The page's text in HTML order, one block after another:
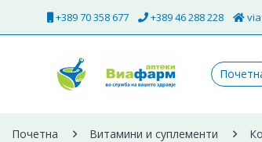
+389 70 358 677 +389 46 288 228
Почетна Витамини и суплементи